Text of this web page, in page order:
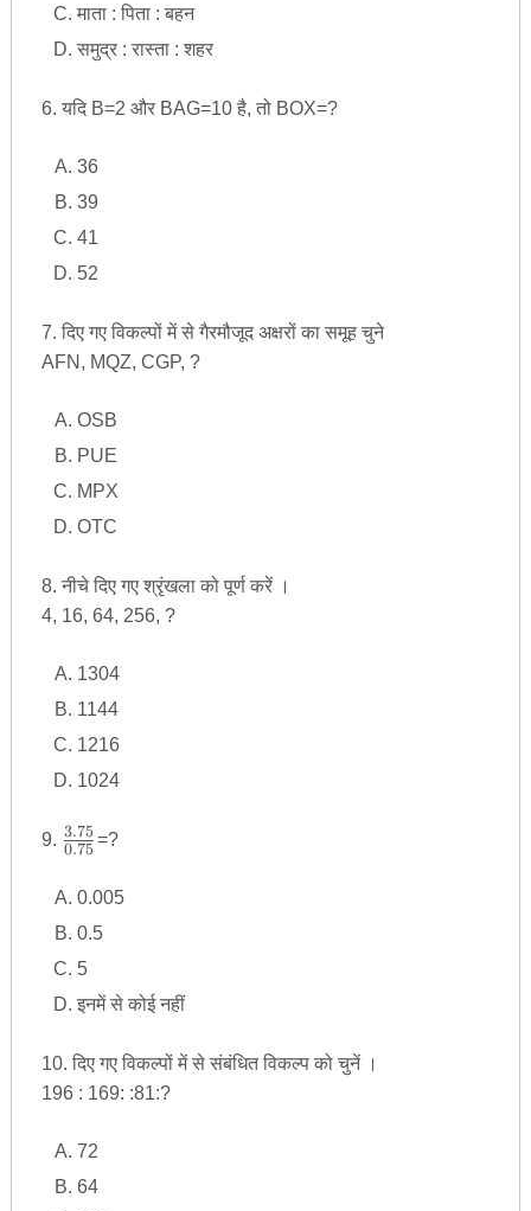
माता : पिता : बहन
समुद्र : रास्ता : शहर
6. यदि B=2 और BAG=10 है, तो BOX=?
36
39
41
52
7. दिए गए विकल्पों में से गैरमौजूद अक्षरों का समूह चुने
AFN, MQZ, CGP, ?
OSB
PUE
MPX
OTC
8. नीचे दिए गए श्रृंखला को पूर्ण करें ।
4, 16, 64, 256, ?
1304
1144
1216
1024
9. \frac
3.75}
{0.75
}
0.75
3.75=?
0.005
0.5
5
इनमें से कोई नहीं
10. दिए गए विकल्पों में से संबंधित विकल्प को चुनें ।
196 : 169: :81:?
72
64